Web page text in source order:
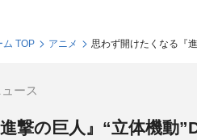
ム TOP アニメ 思わず開けたくなる『
ース
撃の巨人』“立体機動